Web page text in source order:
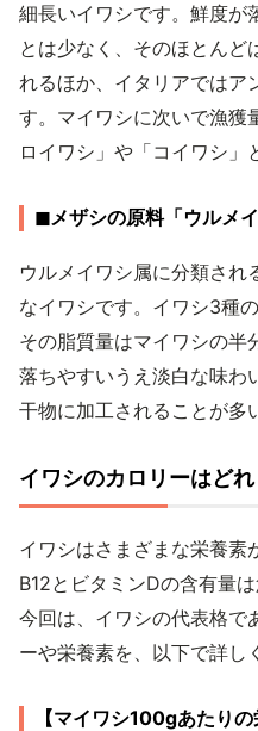
細長いイワシです。鮮度が
とは少なく、そのほとんど
れるほか、イタリアではア
す。マイワシに次いで漁獲
ロイワシ」や「コイワシ」
◼︎メザシの原料「ウルメイ
ウルメイワシ属に分類さ
なイワシです。イワシ3種
その脂質量はマイワシの半
落ちやすいうえ淡白な味わ
干物に加工されることが多
イワシのカロリーはどれ
イワシはさまざまな栄養素
B12とビタミンDの含有量
今回は、イワシの代表格で
ーや栄養素を、以下で詳し
【マイワシ100gあたりの